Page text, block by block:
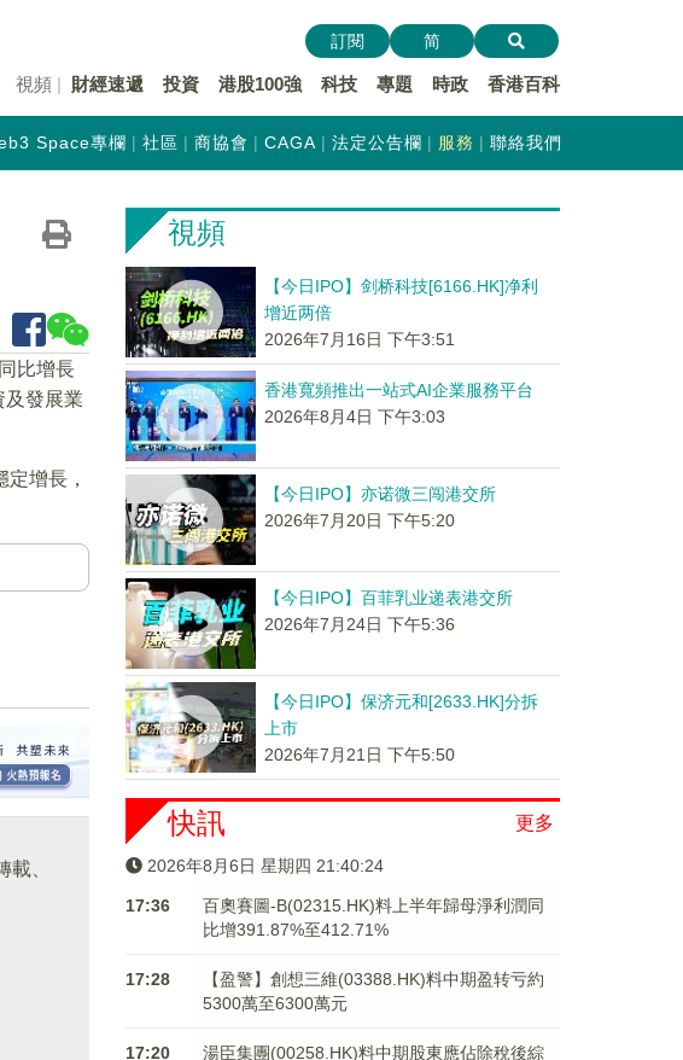
視頻 財經速遞 投資 港股100強 科技 專題 時政 香港百科
訂閱 简
Space專欄 社區 商協會 CAGA 法定公告欄 服務 聯絡我們
比增長
及發展業
增長，
、
視頻
【今日IPO】剑桥科技[6166.HK]净利
增近两倍
2026年7月16日 下午3:51
香港寬頻推出一站式AI企業服務平台
2026年8月4日 下午3:03
【今日IPO】亦诺微三闯港交所
2026年7月20日 下午5:20
【今日IPO】百菲乳业递表港交所
2026年7月24日 下午5:36
【今日IPO】保济元和[2633.HK]分拆
上市
2026年7月21日 下午5:50
更多
快訊
2026年8月6日 星期四 21:40:24
17:36
百奧賽圖-B(02315.HK)料上半年歸母淨利潤同
比增391.87%至412.71%
17:28
【盈警】創想三維(03388.HK)料中期盈转亏約
5300萬至6300萬元
17:20
湯臣集團(00258.HK)料中期股東應佔除稅後綜